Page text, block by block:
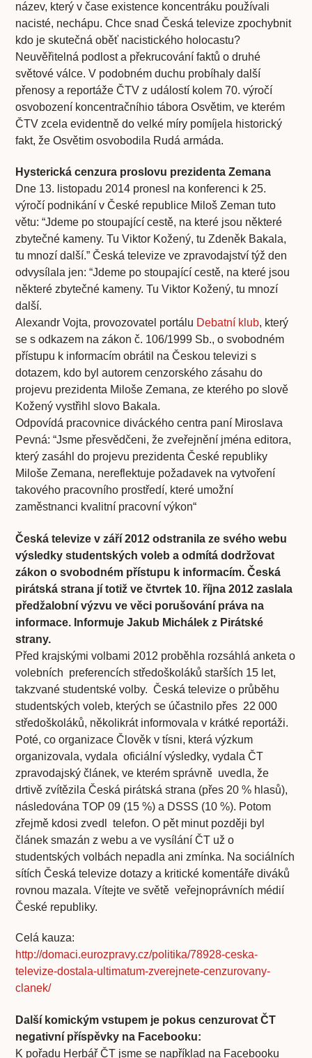
název, který v čase existence koncentráku používali
nacisté, nechápu. Chce snad Česká televize zpochybnit
kdo je skutečná oběť nacistického holocastu?
Neuvěřitelná podlost a překrucování faktů o druhé
světové válce. V podobném duchu probíhaly další
přenosy a reportáže ČTV z událostí kolem 70. výročí
osvobození koncentračníhio tábora Osvětim, ve kterém
ČTV zcela evidentně do velké míry pomíjela historický
fakt, že Osvětim osvobodila Rudá armáda.
Hysterická cenzura proslovu prezidenta Zemana
Dne 13. listopadu 2014 pronesl na konferenci k 25.
výročí podnikání v České republice Miloš Zeman tuto
větu: “Jdeme po stoupající cestě, na které jsou některé
zbytečné kameny. Tu Viktor Kožený, tu Zdeněk Bakala,
tu mnozí další.” Česká televize ve zpravodajství týž den
odvysílala jen: “Jdeme po stoupající cestě, na které jsou
některé zbytečné kameny. Tu Viktor Kožený, tu mnozí
další.
Alexandr Vojta, provozovatel portálu Debatní klub, který
se s odkazem na zákon č. 106/1999 Sb., o svobodném
přístupu k informacím obrátil na Českou televizi s
dotazem, kdo byl autorem cenzorského zásahu do
projevu prezidenta Miloše Zemana, ze kterého po slově
Kožený vystřihl slovo Bakala.
Odpovídá pracovnice diváckého centra paní Miroslava
Pevná: “Jsme přesvědčeni, že zveřejnění jména editora,
který zasáhl do projevu prezidenta České republiky
Miloše Zemana, nereflektuje požadavek na vytvoření
takového pracovního prostředí, které umožní
zaměstnanci kvalitní pracovní výkon“
Česká televize v září 2012 odstranila ze svého webu
výsledky studentských voleb a odmítá dodržovat
zákon o svobodném přístupu k informacím. Česká
pirátská strana jí totiž ve čtvrtek 10. října 2012 zaslala
předžalobní výzvu ve věci porušování práva na
informace. Informuje Jakub Michálek z Pirátské
strany.
Před krajskými volbami 2012 proběhla rozsáhlá anketa o
volebních preferencích středoškoláků starších 15 let,
takzvané studentské volby. Česká televize o průběhu
studentských voleb, kterých se účastnilo přes 22 000
středoškoláků, několikrát informovala v krátké reportáži.
Poté, co organizace Člověk v tísni, která výzkum
organizovala, vydala oficiální výsledky, vydala ČT
zpravodajský článek, ve kterém správně uvedla, že
drtivě zvítězila Česká pirátská strana (přes 20 % hlasů),
následována TOP 09 (15 %) a DSSS (10 %). Potom
zřejmě kdosi zvedl telefon. O pět minut později byl
článek smazán z webu a ve vysílání ČT už o
studentských volbách nepadla ani zmínka. Na sociálních
sítích Česká televize dotazy a kritické komentáře diváků
rovnou mazala. Vítejte ve světě veřejnoprávních médií
České republiky.
Celá kauza:
http://domaci.eurozpravy.cz/politika/78928-ceska-
televize-dostala-ultimatum-zverejnete-cenzurovany-
clanek/
Další komickým vstupem je pokus cenzurovat ČT
negativní příspěvky na Facebooku:
K pořadu Herbář ČT jsme se například na Facebooku